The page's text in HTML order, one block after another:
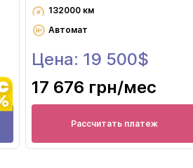
132000 км
Автомат
Цена: 19 500$
17 676 грн/мес
Рассчитать платеж